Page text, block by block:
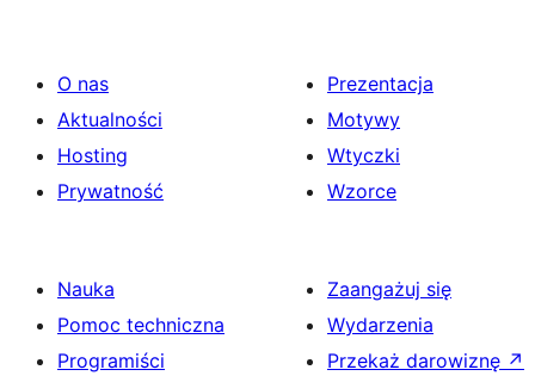
O nas
Aktualności
Hosting
Prywatność
Prezentacja
Motywy
Wtyczki
Wzorce
Nauka
Pomoc techniczna
Programiści
Zaangażuj się
Wydarzenia
Przekaż darowiznę ↗